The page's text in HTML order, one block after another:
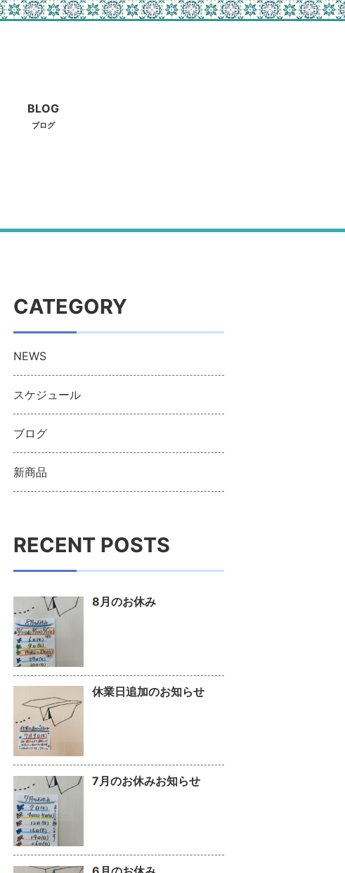
BLOG
ブログ
CATEGORY
NEWS
スケジュール
ブログ
新商品
RECENT POSTS
8月のお休み
休業日追加のお知らせ
7月のお休みお知らせ